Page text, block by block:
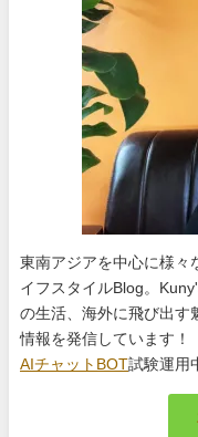
東南アジアを中心に様々
イフスタイルBlog。
の生活、海外に飛び出す
情報を発信しています！
AIチャットBOT試験運用